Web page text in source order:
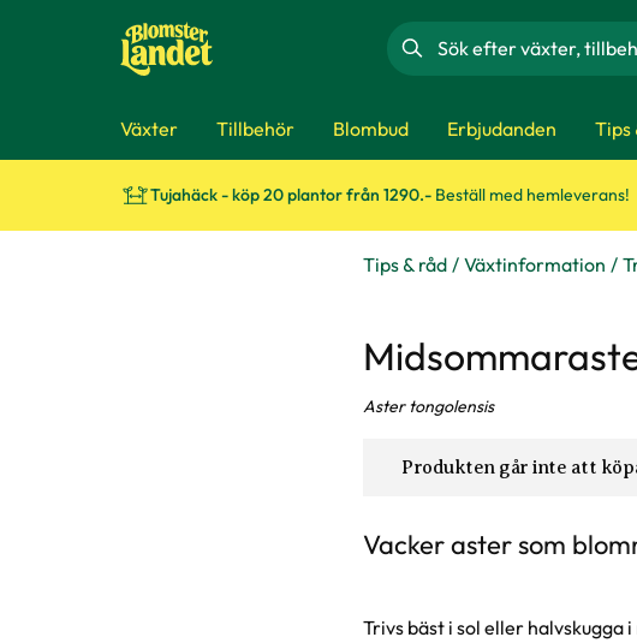
Sök
Växter Tillbehör Blombud Erbjudanden Tips
Tujahäck - köp 20 plantor från 1290.- Beställ med hemleverans!
Tips & råd Växtinformation
Aster tongolensis
Produkten går inte att
Vacker aster som
Trivs bäst i sol eller halvskugga